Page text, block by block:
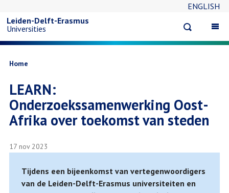
naar
inhoud
ENGLISH
search
Leiden-Delft-Erasmus
Universities
Kruimelpad
Home
LEARN:
Onderzoekssamenwerking Oost-
Afrika over toekomst van steden
17 nov 2023
Tijdens een bijeenkomst van vertegenwoordigers
van de Leiden-Delft-Erasmus universiteiten en